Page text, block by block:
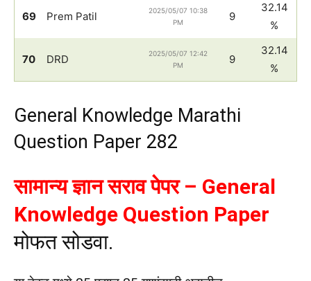
69 Prem Patil
2025/05/07 10:38
PM
9
32.14
%
70 DRD
2025/05/07 12:42
PM
9
32.14
%
General Knowledge Marathi
Question Paper 282
सामान्य ज्ञान सराव पेपर – General
Knowledge Question Paper
मोफत सोडवा.